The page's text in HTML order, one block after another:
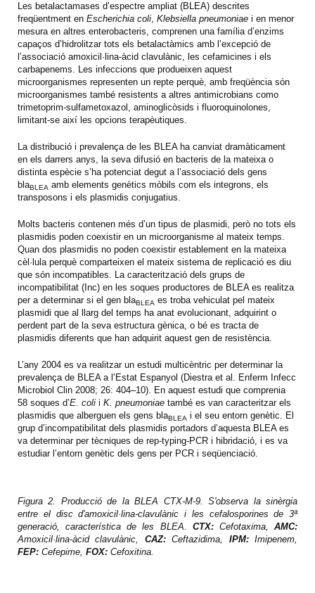
Les betalactamases d’espectre ampliat (BLEA) descrites
freqüentment en Escherichia coli, Klebsiella pneumoniae i en menor
mesura en altres enterobacteris, comprenen una família d’enzims
capaços d’hidrolitzar tots els betalactàmics amb l’excepció de
l’associació amoxicil·lina-àcid clavulànic, les cefamicines i els
carbapenems. Les infeccions que produeixen aquest
microorganismes representen un repte perquè, amb freqüència són
microorganismes també resistents a altres antimicrobians como
trimetoprim-sulfametoxazol, aminoglicòsids i fluoroquinolones,
limitant-se així les opcions terapèutiques.
La distribució i prevalença de les BLEA ha canviat dramàticament
en els darrers anys, la seva difusió en bacteris de la mateixa o
distinta espècie s’ha potenciat degut a l’associació dels gens
blaBLEA amb elements genètics mòbils com els integrons, els
transposons i els plasmidis conjugatius.
Molts bacteris contenen més d’un tipus de plasmidi, però no tots els
plasmidis poden coexistir en un microorganisme al mateix temps.
Quan dos plasmidis no poden coexistir establement en la mateixa
cèl·lula perquè comparteixen el mateix sistema de replicació es diu
que són incompatibles. La caracterització dels grups de
incompatibilitat (Inc) en les soques productores de BLEA es realitza
per a determinar si el gen blaBLEA es troba vehiculat pel mateix
plasmidi que al llarg del temps ha anat evolucionant, adquirint o
perdent part de la seva estructura gènica, o bé es tracta de
plasmidis diferents que han adquirit aquest gen de resistència.
L’any 2004 es va realitzar un estudi multicèntric per determinar la
prevalença de BLEA a l’Estat Espanyol (Diestra et al. Enferm Infecc
Microbiol Clin 2008; 26: 404–10). En aquest estudi que comprenia
58 soques d’E. coli i K. pneumoniae també es van caracteritzar els
plasmidis que alberguen els gens blaBLEA i el seu entorn genètic. El
grup d’incompatibilitat dels plasmidis portadors d’aquesta BLEA es
va determinar per tècniques de rep-typing-PCR i hibridació, i es va
estudiar l’entorn genètic dels gens per PCR i seqüenciació.
Figura 2. Producció de la BLEA CTX-M-9. S'observa la sinèrgia
entre el disc d'amoxicil·lina-clavulànic i les cefalosporines de 3ª
generació, característica de les BLEA. CTX:Cefotaxima,AMC:
Amoxicil·lina-àcid clavulànic, CAZ:Ceftazidima, IPM:Imipenem,
FEP: Cefepime, FOX: Cefoxitina.